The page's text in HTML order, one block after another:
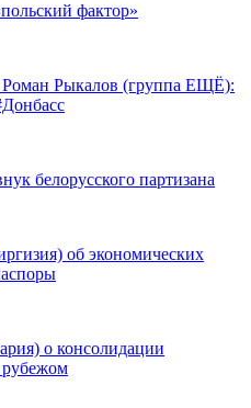
фактор»
Рыкалов (группа ЕЩЁ):
белорусского партизана
об экономических
о консолидации
рубежом